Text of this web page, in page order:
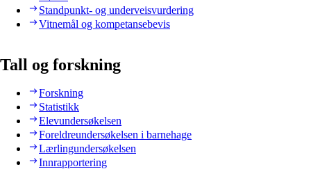
Standpunkt- og underveisvurdering
Vitnemål og kompetansebevis
Tall og forskning
Forskning
Statistikk
Elevundersøkelsen
Foreldreundersøkelsen i barnehage
Lærlingundersøkelsen
Innrapportering